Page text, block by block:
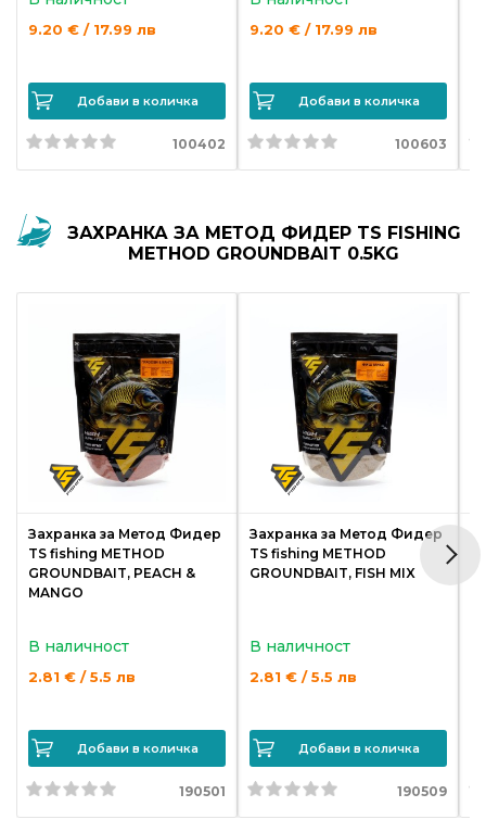
9.20 € / 17.99 лв
Добави в количка
100402
9.20 € / 17.99 лв
Добави в количка
100603
ЗАХРАНКА ЗА МЕТОД ФИДЕР TS FISHING
METHOD GROUNDBAIT 0.5KG
Захранка за Метод Фидер
TS fishing METHOD
GROUNDBAIT, PEACH &
MANGO
В наличност
2.81 € / 5.5 лв
Добави в количка
190501
Захранка за Метод Фидер
TS fishing METHOD
GROUNDBAIT, FISH MIX
В наличност
2.81 € / 5.5 лв
Добави в количка
190509